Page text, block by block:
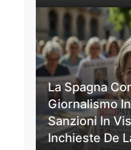
La Spagna
Giornalismo
Sanzioni In
Inchieste De